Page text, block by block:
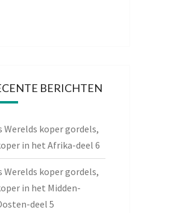
BERICHTEN
Werelds koper gordels,
in het Afrika-deel 6
Werelds koper gordels,
in het Midden-
deel 5